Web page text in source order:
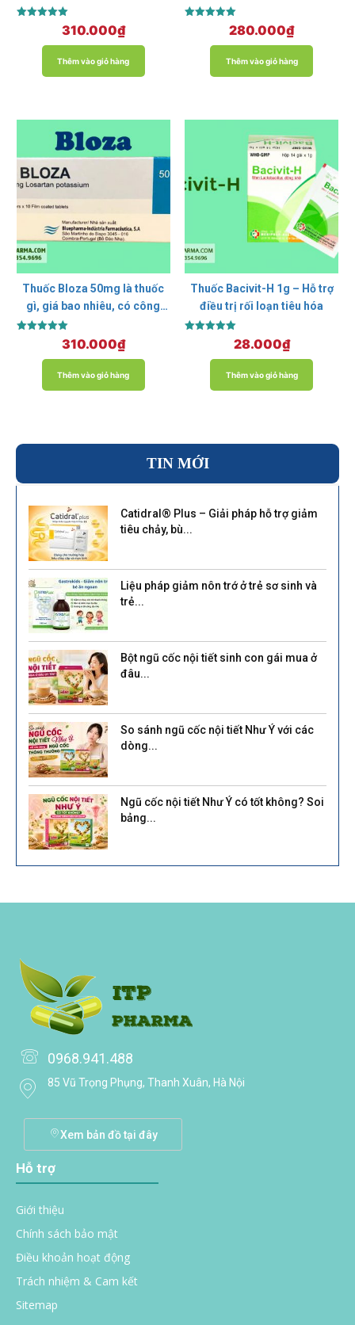
5.00
310.000₫
Thêm vào giỏ hàng
Được xếp
5.00
280.000₫
Thêm vào giỏ hàng
Thuốc Bloza 50mg là thuốc
gì, giá bao nhiêu, có công
5.00
310.000₫
Thêm vào giỏ hàng
Thuốc Bacivit-H 1g – Hỗ trợ
điều trị rối loạn tiêu hóa
5.00
28.000₫
Thêm vào giỏ hàng
TIN MỚI
Catidral® Plus – Giải pháp hỗ trợ giảm
tiêu chảy, bù...
Liệu pháp giảm nôn trớ ở trẻ sơ sinh và
trẻ...
Bột ngũ cốc nội tiết sinh con gái mua ở
đâu...
So sánh ngũ cốc nội tiết Như Ý với các
dòng...
Ngũ cốc nội tiết Như Ý có tốt không? Soi
bảng...
0968.941.488
85 Vũ Trọng Phụng, Thanh Xuân, Hà Nội
Xem bản đồ tại đây
Hỗ trợ
Giới thiệu
Chính sách bảo mật
Điều khoản hoạt động
Trách nhiệm & Cam kết
Sitemap